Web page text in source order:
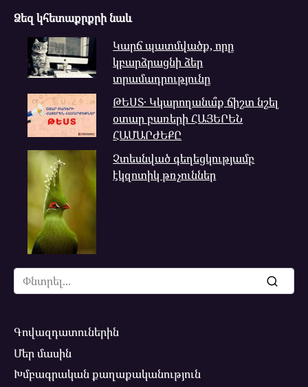
Ձեզ կհետաքրքրի նաև
Կարճ պատմվածք, որը
կբարձրացնի ձեր
տրամադրությունը
ԹԵՍՏ․ Կկարողանա՞ք ճիշտ նշել
օտար բառերի ՀԱՅԵՐԵՆ
ՀԱՄԱՐԺԵՔԸ
Չտեսնված գեղեցկությամբ
էկզոտիկ թռչուններ
Search
for:
Գովազդատուներին
Մեր մասին
Խմբագրական քաղաքականություն